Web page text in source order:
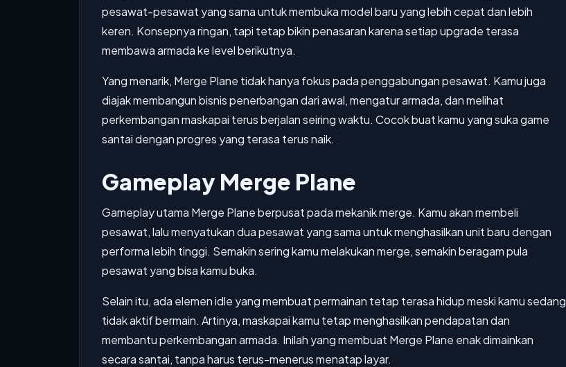
pesawat-pesawat yang sama untuk membuka model baru yang lebih cepat dan lebih
keren. Konsepnya ringan, tapi tetap bikin penasaran karena setiap upgrade terasa
membawa armada ke level berikutnya.
Yang menarik, Merge Plane tidak hanya fokus pada penggabungan pesawat. Kamu juga
diajak membangun bisnis penerbangan dari awal, mengatur armada, dan melihat
perkembangan maskapai terus berjalan seiring waktu. Cocok buat kamu yang suka game
santai dengan progres yang terasa terus naik.
Gameplay Merge Plane
Gameplay utama Merge Plane berpusat pada mekanik merge. Kamu akan membeli
pesawat, lalu menyatukan dua pesawat yang sama untuk menghasilkan unit baru dengan
performa lebih tinggi. Semakin sering kamu melakukan merge, semakin beragam pula
pesawat yang bisa kamu buka.
Selain itu, ada elemen idle yang membuat permainan tetap terasa hidup meski kamu sedang
tidak aktif bermain. Artinya, maskapai kamu tetap menghasilkan pendapatan dan
membantu perkembangan armada. Inilah yang membuat Merge Plane enak dimainkan
secara santai, tanpa harus terus-menerus menatap layar.